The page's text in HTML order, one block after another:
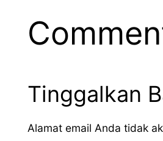
Tinggalkan
Alamat email Anda tidak